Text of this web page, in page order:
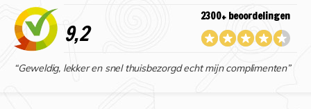
9,2
2300+ beoordelingen
“Geweldig, lekker en snel thuisbezorgd echt mijn complimenten”